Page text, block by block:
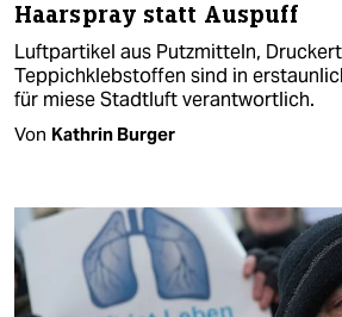
Haarspray statt Auspuff
Luftpartikel aus Putzmitteln,
Teppichklebstoffen sind in
für miese Stadtluft verantwortlich.
Von Kathrin Burger